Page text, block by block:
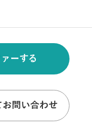
ーする
問い合わせ